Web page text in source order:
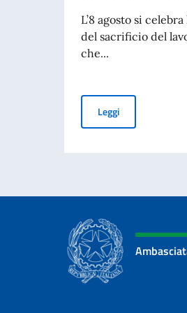
L’8 agosto si
del sacrificio del
che...
LeggiMessaggio del